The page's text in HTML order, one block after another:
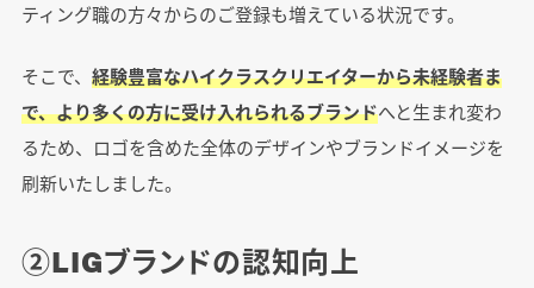
ティング職の方々からのご登録も増えている状況です。
そこで、 経験豊富なハイクラスクリエイターから未経験者ま
で、より多くの方に受け入れられるブランドへと生まれ変わ
るため、ロゴを含めた全体のデザインやブランドイメージを
刷新いたしました。
②LIGブランドの認知向上